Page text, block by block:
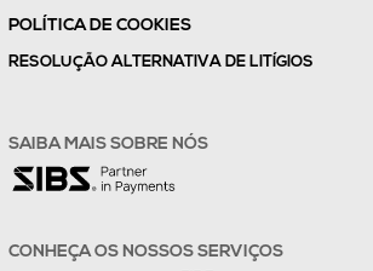
POLÍTICA DE COOKIES
RESOLUÇÃO ALTERNATIVA DE LITÍGIOS
SAIBA MAIS SOBRE NÓS
CONHEÇA OS NOSSOS SERVIÇOS